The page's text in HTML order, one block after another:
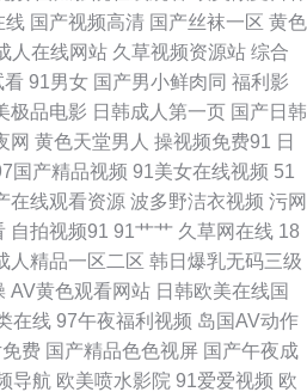
福利入口Av 日本久久大片 91少妇福利姬
站 AV福利地址 五月花av网址 97伊人网 欧
产精品日韩AV电影 影音先锋女人aV鲁色
无码波多野 欧美黄色成人日韩 91情侣在线
虎白丝逼 免费福利app导航网 91爱爱视屏
理 91伊人国产在线 久久这里只有精品久久
线 国产视频高清 国产丝袜一区 黄色
人在线网站 久草视频资源站 综合
看 91男女 国产男小鲜肉同 福利影
极品电影 日韩成人第一页 国产日韩
网 黄色天堂男人 操视频免费91 日
国产精品视频 91美女在线视频 51
在线观看资源 波多野洁衣视频 污网
自拍视频91 91艹艹 久草网在线 18
人精品一区二区 韩日爆乳无码三级
AV黄色观看网站 日韩欧美在线国
在线 97午夜福利视频 岛国AV动作
费 国产精品色色视屏 国产午夜成
导航 欧美喷水影院 91爱爱视频 欧